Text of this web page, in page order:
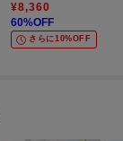
¥8,360
60%OFF
さらに10%OFF